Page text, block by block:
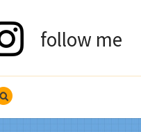
search
follow me